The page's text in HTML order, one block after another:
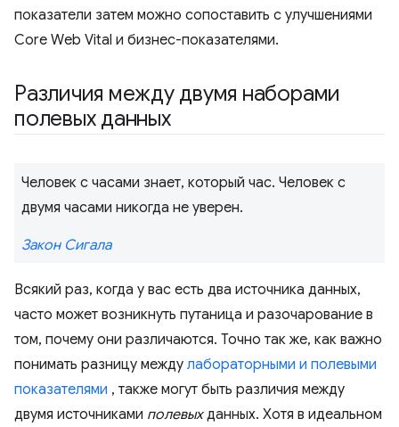
показатели затем можно сопоставить с улучшениями
Core Web Vital и бизнес-показателями.
Различия между двумя наборами
полевых данных
Человек с часами знает, который час. Человек с
двумя часами никогда не уверен.
Закон Сигала
Всякий раз, когда у вас есть два источника данных,
часто может возникнуть путаница и разочарование в
том, почему они различаются. Точно так же, как важно
понимать разницу между лабораторными и полевыми
показателями , также могут быть различия между
двумя источниками полевыхданных. Хотя в идеальном